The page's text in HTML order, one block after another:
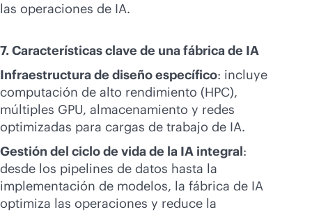
las operaciones de IA.
7. Características clave de una fábrica de IA
Infraestructura de diseño específico: incluye
computación de alto rendimiento (HPC),
múltiples GPU, almacenamiento y redes
optimizadas para cargas de trabajo de IA.
Gestión del ciclo de vida de la IA integral:
desde los pipelines de datos hasta la
implementación de modelos, la fábrica de IA
optimiza las operaciones y reduce la